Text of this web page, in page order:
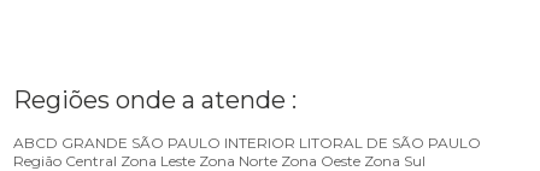
Regiões onde a atende :
ABCD GRANDE SÃO PAULO INTERIOR LITORAL DE SÃO PAULO
Região Central Zona Leste Zona Norte Zona Oeste Zona Sul